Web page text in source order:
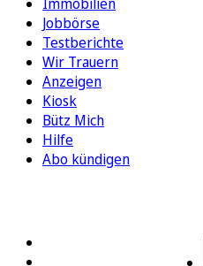
Immobilien
Jobbörse
Testberichte
Wir Trauern
Anzeigen
Kiosk
Bütz Mich
Hilfe
Abo kündigen